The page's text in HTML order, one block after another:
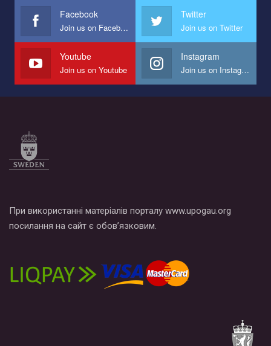
представляющий программу развития организации.
Мы просим вас поддержать нас и помочь нам реализовать
наш план по борьбе с насилием и дискриминацией на почве
СОГИ в Украине.
Все, что вам нужно сделать - это зайти на наш канал YouTube
Facebook
Join us on Facebook
Twitter
Join us on Twitter
Youtube
Join us on Youtube
Instagram
Join us on Instagram
При використанні матеріалів порталу www.upogau.org
посилання на сайт є обов’язковим.